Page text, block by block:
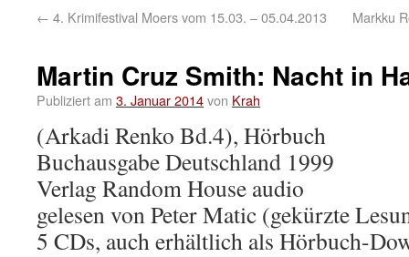
← 4. Krimifestival Moers vom 15.03. – 05.04.2013 Markku
Martin Cruz Smith: Nacht in
Publiziert am 3. Januar 2014von Krah
(Arkadi Renko Bd.4), Hörbuch
Buchausgabe Deutschland 1999
Verlag Random House audio
gelesen von Peter Matic (gekürzte
5 CDs, auch erhältlich als Hörbuch-